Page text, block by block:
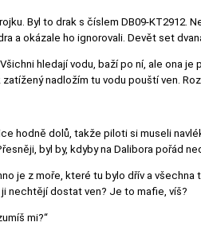
Byl to drak s číslem DB09-KT2912.
a okázale ho ignorovali. Devět set
hledají vodu, baží po ní, ale ona
nadložím tu vodu pouští ven.
hodně dolů, takže piloti si museli
byl by, kdyby na Dalibora pořád
je z moře, které tu bylo dřív a všechna
ji nechtějí dostat ven? Je to mafie, víš?
mi?“